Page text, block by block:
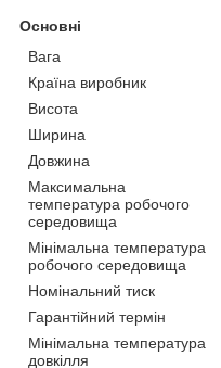
Основні
Вага
Країна виробник
Висота
Ширина
Довжина
Максимальна
температура робочого
середовища
Мінімальна температура
робочого середовища
Номінальний тиск
Гарантійний термін
Мінімальна температура
довкілля